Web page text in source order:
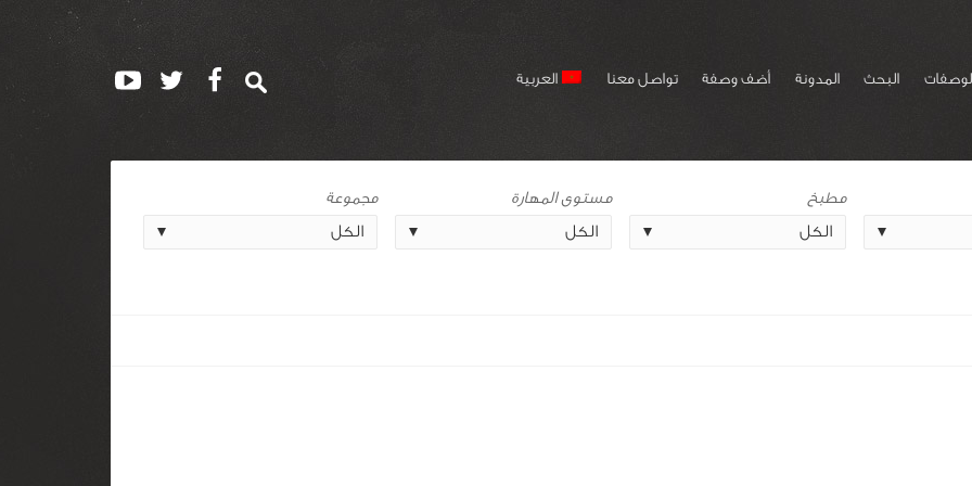
البحث المدونة أضف وصفة تواصل معنا العربية
مطبخ
مستوى المهارة
مجموعة